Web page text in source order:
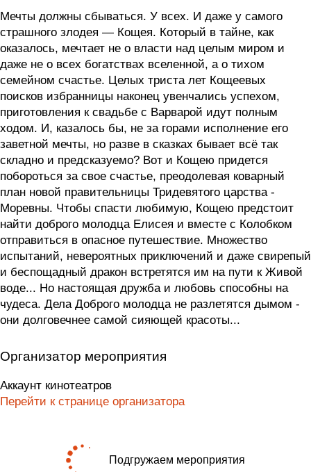
Мечты должны сбываться. У всех. И даже у самого
страшного злодея — Кощея. Который в тайне, как
оказалось, мечтает не о власти над целым миром и
даже не о всех богатствах вселенной, а о тихом
семейном счастье. Целых триста лет Кощеевых
поисков избранницы наконец увенчались успехом,
приготовления к свадьбе с Варварой идут полным
ходом. И, казалось бы, не за горами исполнение его
заветной мечты, но разве в сказках бывает всё так
складно и предсказуемо? Вот и Кощею придется
побороться за свое счастье, преодолевая коварный
план новой правительницы Тридевятого царства -
Моревны. Чтобы спасти любимую, Кощею предстоит
найти доброго молодца Елисея и вместе с Колобком
отправиться в опасное путешествие. Множество
испытаний, невероятных приключений и даже свирепый
и беспощадный дракон встретятся им на пути к Живой
воде... Но настоящая дружба и любовь способны на
чудеса. Дела Доброго молодца не разлетятся дымом -
они долговечнее самой сияющей красоты...
Организатор мероприятия
Аккаунт кинотеатров
Перейти к странице организатора
Подгружаем мероприятия